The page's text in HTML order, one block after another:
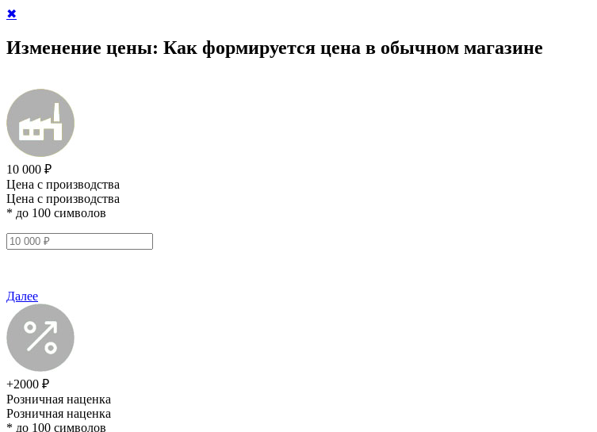
✖
Изменение цены: Как формируется цена в обычном магазине
10 000 ₽
Цена с производства
Цена с производства
* до 100 символов
Далее
+2000 ₽
Розничная наценка
Розничная наценка
* до 100 символов